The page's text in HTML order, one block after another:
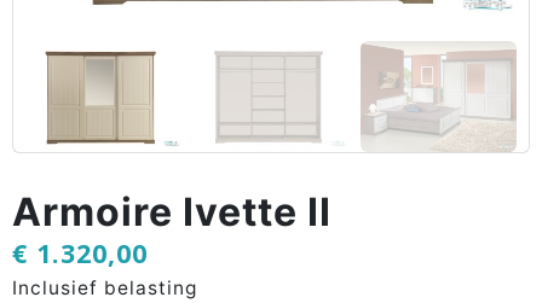
Armoire Ivette II
€ 1.320,00
Inclusief belasting